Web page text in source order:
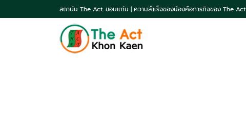
สถาบัน The Act. ขอนแก่น | ความสำเร็จของน้องคือภารกิจของ The Act